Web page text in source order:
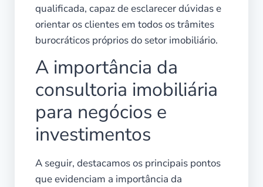
qualificada, capaz de esclarecer dúvidas e
orientar os clientes em todos os trâmites
burocráticos próprios do setor imobiliário.
A importância da
consultoria imobiliária
para negócios e
investimentos
A seguir, destacamos os principais pontos
que evidenciam a importância da